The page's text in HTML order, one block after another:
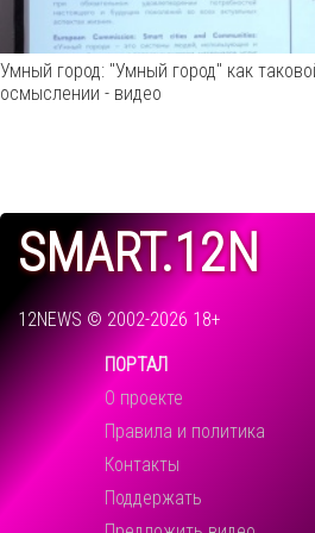
Умный город: "Умный город" как
осмыслении - видео
SMART.12N
12NEWS © 2002-2026 18+
ПОРТАЛ
О проекте
Правила и политика
Контакты
Поддержать